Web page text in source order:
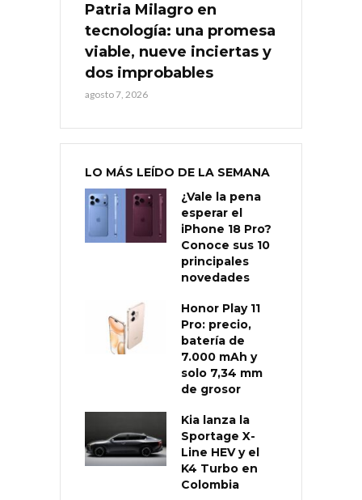
Patria Milagro en
tecnología: una promesa
viable, nueve inciertas y
dos improbables
agosto 7, 2026
LO MÁS LEÍDO DE LA SEMANA
¿Vale la pena
esperar el
iPhone 18 Pro?
Conoce sus 10
principales
novedades
Honor Play 11
Pro: precio,
batería de
7.000 mAh y
solo 7,34 mm
de grosor
Kia lanza la
Sportage X-
Line HEV y el
K4 Turbo en
Colombia